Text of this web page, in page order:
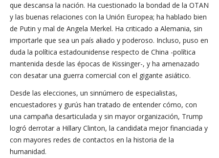
que descansa la nación. Ha cuestionado la bondad de la OTAN
y las buenas relaciones con la Unión Europea; ha hablado bien
de Putin y mal de Angela Merkel. Ha criticado a Alemania, sin
importarle que sea un país aliado y poderoso. Incluso, puso en
duda la política estadounidense respecto de China -política
mantenida desde las épocas de Kissinger-, y ha amenazado
con desatar una guerra comercial con el gigante asiático.
Desde las elecciones, un sinnúmero de especialistas,
encuestadores y gurús han tratado de entender cómo, con
una campaña desarticulada y sin mayor organización, Trump
logró derrotar a Hillary Clinton, la candidata mejor financiada y
con mayores redes de contactos en la historia de la
humanidad.